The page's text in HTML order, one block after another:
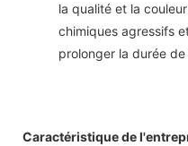
la qualité et la
chimiques agressifs
prolonger la durée
Caractéristique de